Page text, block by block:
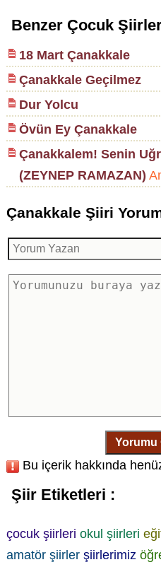
Benzer Çocuk
18 Mart Çanakkale
Çanakkale Geçilmez
Dur Yolcu
Övün Ey Çanakkale
Çanakkalem! Senin
(ZEYNEP RAMAZAN)
Çanakkale Şiiri
Yorumu
Bu içerik hakkında
Şiir Etiketleri :
çocuk şiirleri okul şiirleri
amatör şiirler şiirlerimiz